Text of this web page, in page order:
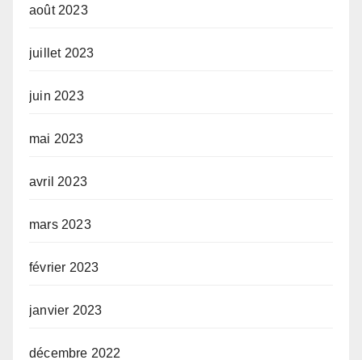
août 2023
juillet 2023
juin 2023
mai 2023
avril 2023
mars 2023
février 2023
janvier 2023
décembre 2022